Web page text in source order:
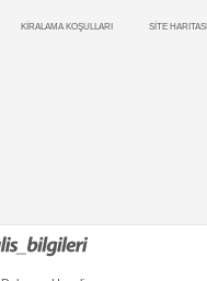
KİRALAMA KOŞULLARI SİTE HARITASI